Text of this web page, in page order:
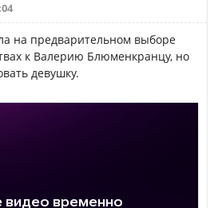
на предварительном выборе
к Валерию Блюменкранцу, но
девушку.